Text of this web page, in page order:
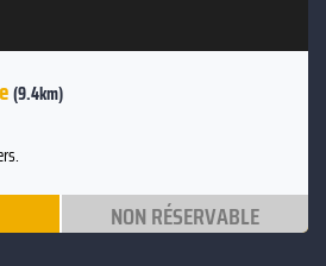
(9.4km)
NON RÉSERVABLE